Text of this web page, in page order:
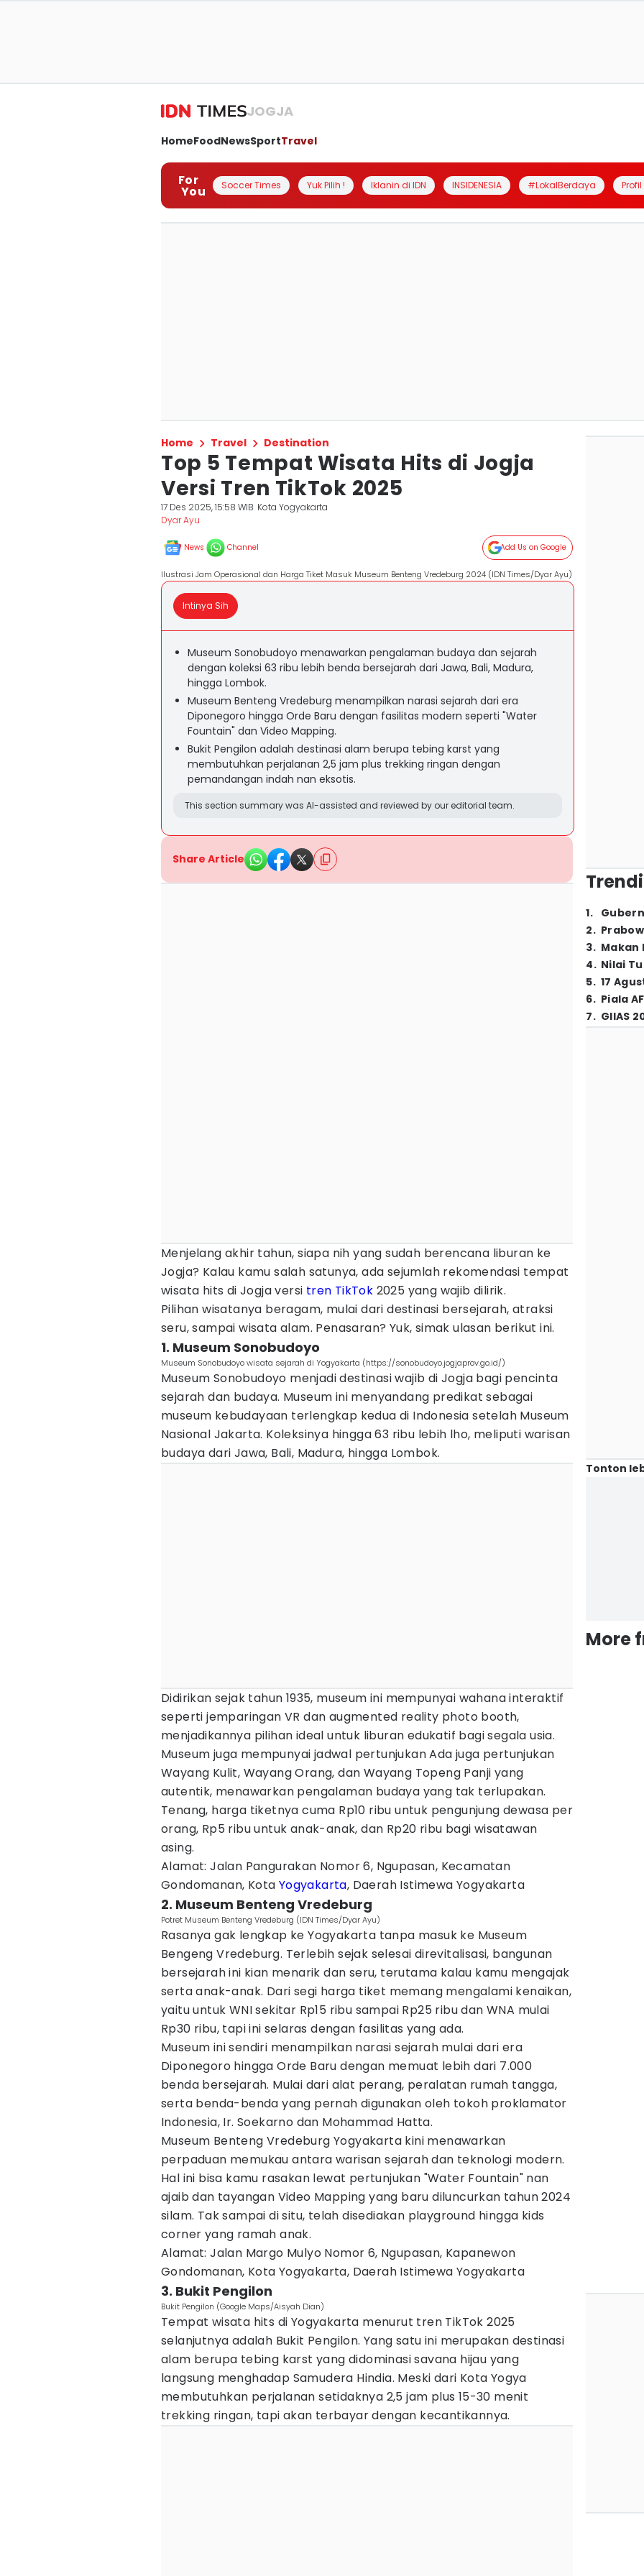
JOGJA
HomeFoodNewsSportTravel
For
You Soccer Times Yuk Pilih ! Iklanin di IDN INSIDENESIA #LokalBerdaya
Home Travel Destination
Top 5 Tempat Wisata Hits di Jogja
Versi Tren TikTok 2025
17 Des 2025, 15:58 WIB Kota Yogyakarta
Dyar Ayu
News Channel Add Us on Google
Ilustrasi Jam Operasional dan Harga Tiket Masuk Museum Benteng Vredeburg 2024 (IDN Times/Dyar Ayu)
Intinya Sih
Museum Sonobudoyo menawarkan pengalaman budaya dan sejarah
dengan koleksi 63 ribu lebih benda bersejarah dari Jawa, Bali, Madura,
hingga Lombok.
Museum Benteng Vredeburg menampilkan narasi sejarah dari era
Diponegoro hingga Orde Baru dengan fasilitas modern seperti "Water
Fountain" dan Video Mapping.
Bukit Pengilon adalah destinasi alam berupa tebing karst yang
membutuhkan perjalanan 2,5 jam plus trekking ringan dengan
pemandangan indah nan eksotis.
This section summary was AI-assisted and reviewed by our editorial team.
Share Article
Menjelang akhir tahun, siapa nih yang sudah berencana liburan ke
Jogja? Kalau kamu salah satunya, ada sejumlah rekomendasi tempat
wisata hits di Jogja versi tren TikTok 2025 yang wajib dilirik.
Pilihan wisatanya beragam, mulai dari destinasi bersejarah, atraksi
seru, sampai wisata alam. Penasaran? Yuk, simak ulasan berikut ini.
1. Museum Sonobudoyo
Museum Sonobudoyo wisata sejarah di Yogyakarta (https://sonobudoyo.jogjaprov.go.id/)
Museum Sonobudoyo menjadi destinasi wajib di Jogja bagi pencinta
sejarah dan budaya. Museum ini menyandang predikat sebagai
museum kebudayaan terlengkap kedua di Indonesia setelah Museum
Nasional Jakarta. Koleksinya hingga 63 ribu lebih lho, meliputi warisan
budaya dari Jawa, Bali, Madura, hingga Lombok.
Didirikan sejak tahun 1935, museum ini mempunyai wahana interaktif
seperti jemparingan VR dan augmented reality photo booth,
menjadikannya pilihan ideal untuk liburan edukatif bagi segala usia.
Museum juga mempunyai jadwal pertunjukan Ada juga pertunjukan
Wayang Kulit, Wayang Orang, dan Wayang Topeng Panji yang
autentik, menawarkan pengalaman budaya yang tak terlupakan.
Tenang, harga tiketnya cuma Rp10 ribu untuk pengunjung dewasa per
orang, Rp5 ribu untuk anak-anak, dan Rp20 ribu bagi wisatawan
asing.
Alamat: Jalan Pangurakan Nomor 6, Ngupasan, Kecamatan
Gondomanan, Kota Yogyakarta, Daerah Istimewa Yogyakarta
2. Museum Benteng Vredeburg
Potret Museum Benteng Vredeburg (IDN Times/Dyar Ayu)
Rasanya gak lengkap ke Yogyakarta tanpa masuk ke Museum
Bengeng Vredeburg. Terlebih sejak selesai direvitalisasi, bangunan
bersejarah ini kian menarik dan seru, terutama kalau kamu mengajak
serta anak-anak. Dari segi harga tiket memang mengalami kenaikan,
yaitu untuk WNI sekitar Rp15 ribu sampai Rp25 ribu dan WNA mulai
Rp30 ribu, tapi ini selaras dengan fasilitas yang ada.
Museum ini sendiri menampilkan narasi sejarah mulai dari era
Diponegoro hingga Orde Baru dengan memuat lebih dari 7.000
benda bersejarah. Mulai dari alat perang, peralatan rumah tangga,
serta benda-benda yang pernah digunakan oleh tokoh proklamator
Indonesia, Ir. Soekarno dan Mohammad Hatta.
​Museum Benteng Vredeburg Yogyakarta kini menawarkan
perpaduan memukau antara warisan sejarah dan teknologi modern.
Hal ini bisa kamu rasakan lewat pertunjukan "Water Fountain" nan
ajaib dan tayangan Video Mapping yang baru diluncurkan tahun 2024
silam. Tak sampai di situ, telah disediakan playground hingga kids
corner yang ramah anak.
Alamat: Jalan Margo Mulyo Nomor 6, Ngupasan, Kapanewon
Gondomanan, Kota Yogyakarta, Daerah Istimewa Yogyakarta
3. Bukit Pengilon
Bukit Pengilon (Google Maps/Aisyah Dian)
Tempat wisata hits di Yogyakarta menurut tren TikTok 2025
selanjutnya adalah Bukit Pengilon. Yang satu ini merupakan destinasi
alam berupa tebing karst yang didominasi savana hijau yang
langsung menghadap Samudera Hindia. Meski dari Kota Yogya
membutuhkan perjalanan setidaknya 2,5 jam plus 15-30 menit
trekking ringan, tapi akan terbayar dengan kecantikannya.
1.
2.
3. Makan
4. Nilai
5. 17
6. Piala
7. GIIAS
Tonton
More